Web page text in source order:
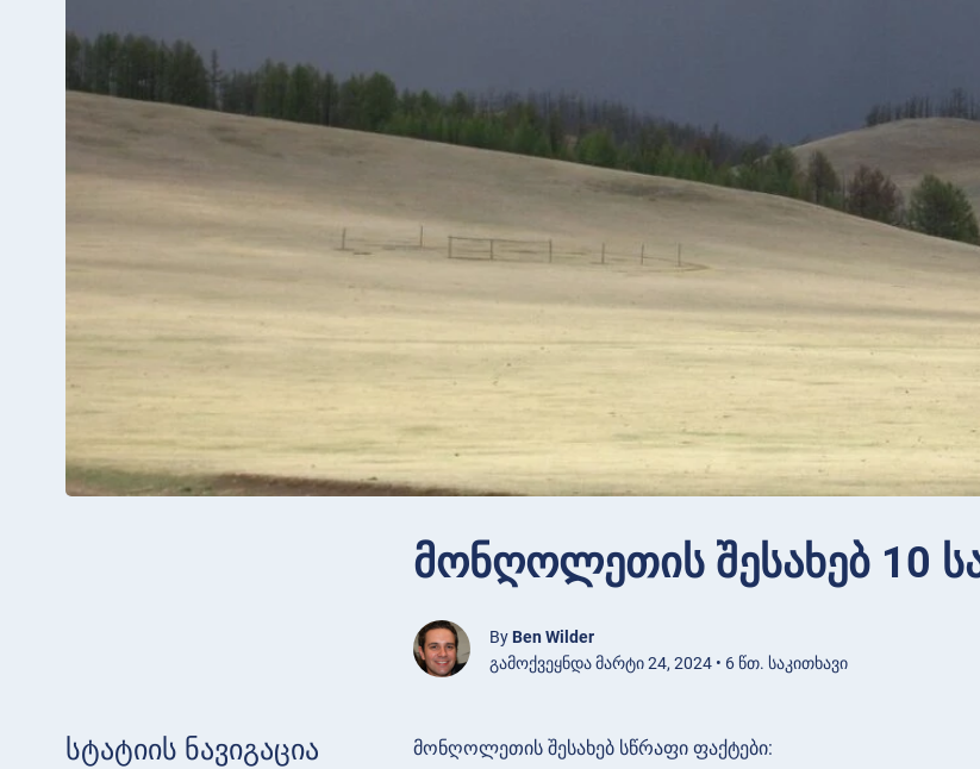
მონღოლეთის შესახებ 10
By Ben Wilder
გამოქვეყნდა მარტი 24, 2024 • 6 წთ. საკითხავი
სტატიის ნავიგაცია მონღოლეთის შესახებ სწრაფი ფაქტები: